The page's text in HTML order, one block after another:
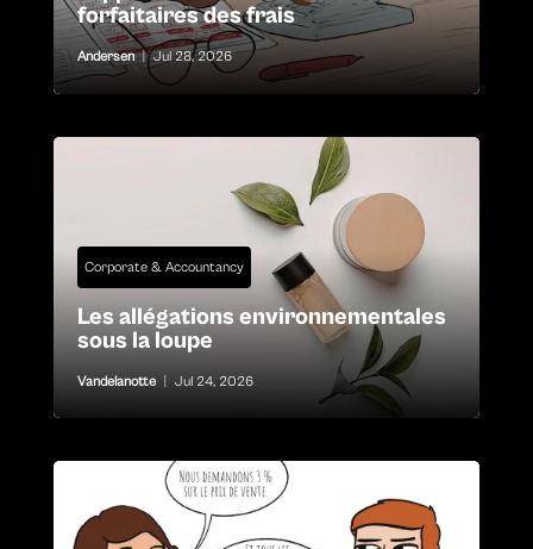
forfaitaires des frais
Andersen | Jul 28, 2026
Corporate & Accountancy
Les allégations environnementales
sous la loupe
Vandelanotte Jul 24, 2026